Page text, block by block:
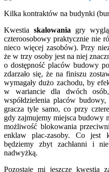
Kilka kontraktów na budynki
Kwestia skalowania gry
czteroosobowy praktycznie nie
nieco więcej zasobów). Przy
że w trzy osoby jest na niej
o dostępność placów budowy
zdarzało się, że na finiszu
wymagały dużo zachodu, by
w wariancie dla dwóch
współdzielenia placów
gracza tyle samo, co przy
gdy zajmujemy miejsca budowy
możliwość blokowania
enklaw plac-zasoby. Co jest
będziemy zbyt zachłanni i
nadwyżką.
Pozostaje mi jeszcze kwestia